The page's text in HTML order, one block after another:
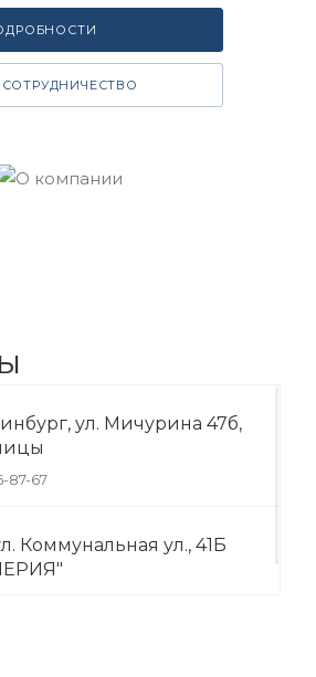
СОТРУДНИЧЕСТВО
ул. Мичурина 47б,
87-67
Коммунальная ул., 41Б